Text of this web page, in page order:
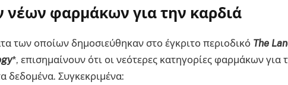
νέων φαρμάκων για την καρδιά
των οποίων δημοσιεύθηκαν στο έγκριτο περιοδικό The
*, επισημαίνουν ότι οι νεότερες κατηγορίες φαρμάκων για
δεδομένα. Συγκεκριμένα: